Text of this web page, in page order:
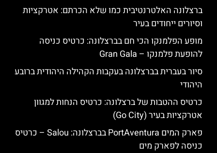
ברצלונה האלטרנטיבית כמו שלא הכרתם: אטרקציות
וסיורים ייחודים בעיר
מופע הפלמנקו הכי חם בברצלונה: כרטיס כניסה
להופעת פלמנקו – Gran Gala
סיור בעברית בברצלונה בעקבות הקהילה היהודית ברובע
היהודי
כרטיס ההטבות של ברצלונה: כרטיס הנחות למגוון
אטרקציות בעיר (Go City)
פארק המים PortAventura בברצלונה: Salou – כרטיס
כניסה לפארק מים